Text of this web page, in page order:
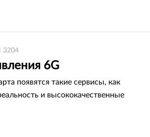
3204
6G
появятся такие сервисы, как
и высококачественные